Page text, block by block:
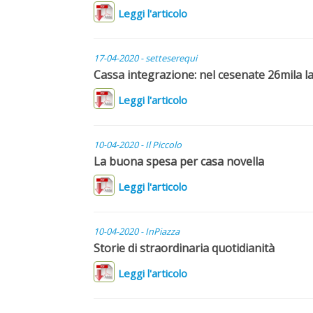
Leggi l'articolo
17-04-2020 - setteserequi
Cassa integrazione: nel cesenate 26mila
Leggi l'articolo
10-04-2020 - Il Piccolo
La buona spesa per casa novella
Leggi l'articolo
10-04-2020 - InPiazza
Storie di straordinaria quotidianità
Leggi l'articolo